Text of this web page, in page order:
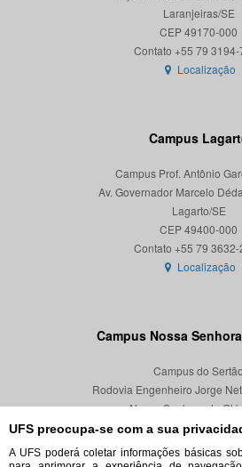
UFS preocupa-se com a sua
A UFS poderá coletar informações básicas
Laranjeiras/SE
CEP 49170-000
Localização
Campus
Campus Prof. Antônio
Av. Governador Marcelo
Lagarto/SE
CEP 49400-000
Localização
Campus Nossa
Campus do Sertão
Rodovia Engenheiro Jorge
Nossa Senhora da
CEP 49680-000